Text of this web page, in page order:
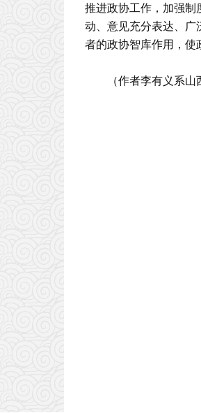
推进政协工作，加强制
动、意见充分表达、广
者的政协智库作用，使
（作者李有义系